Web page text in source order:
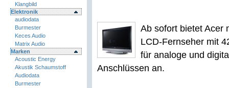
Klangbild
Elektronik
audiodata
Burmester
Keces Audio
Matrix Audio
Marken
Acoustic Energy
Akustik Schaumstoff
Audiodata
Burmester
Ab sofort bietet Acer
LCD-Fernseher mit
für analoge und
Anschlüssen an.